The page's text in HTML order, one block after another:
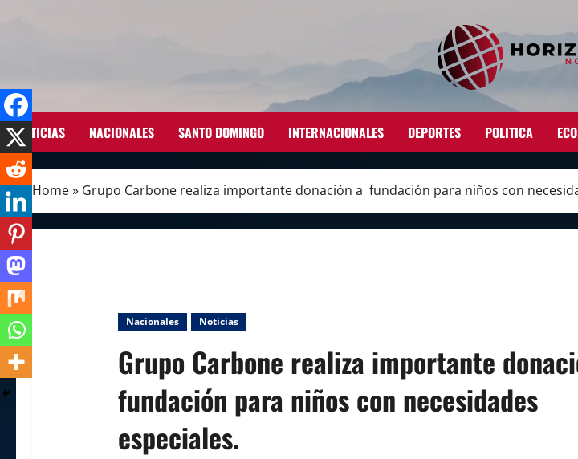
NOTICIAS NACIONALES SANTO DOMINGO INTERNACIONALES DEPORTES POLITICA
Home» Grupo Carbone realiza importante donación a fundación para niños con
Nacionales Noticias
Grupo Carbone realiza importante
fundación para niños con necesidades
especiales.